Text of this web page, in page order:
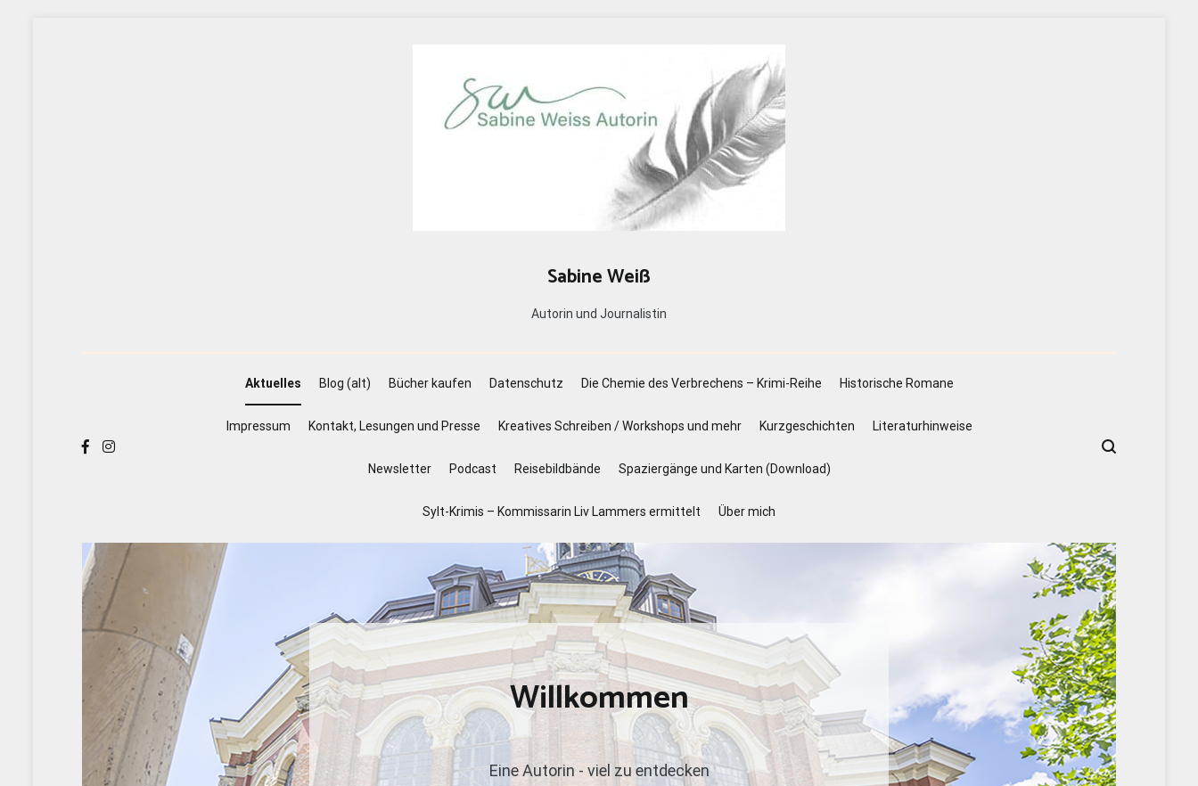
Sabine Weiß
Autorin und Journalistin
Aktuelles Blog (alt) Bücher kaufen Datenschutz Die Chemie des Verbrechens – Krimi-Reihe Historische Romane
Impressum Kontakt, Lesungen und Presse Kreatives Schreiben / Workshops und mehr Kurzgeschichten Literaturhinweise
Newsletter Podcast Reisebildbände Spaziergänge und Karten (Download)
Sylt-Krimis – Kommissarin Liv Lammers ermittelt Über mich
Willkommen
Eine Autorin - viel zu entdecken